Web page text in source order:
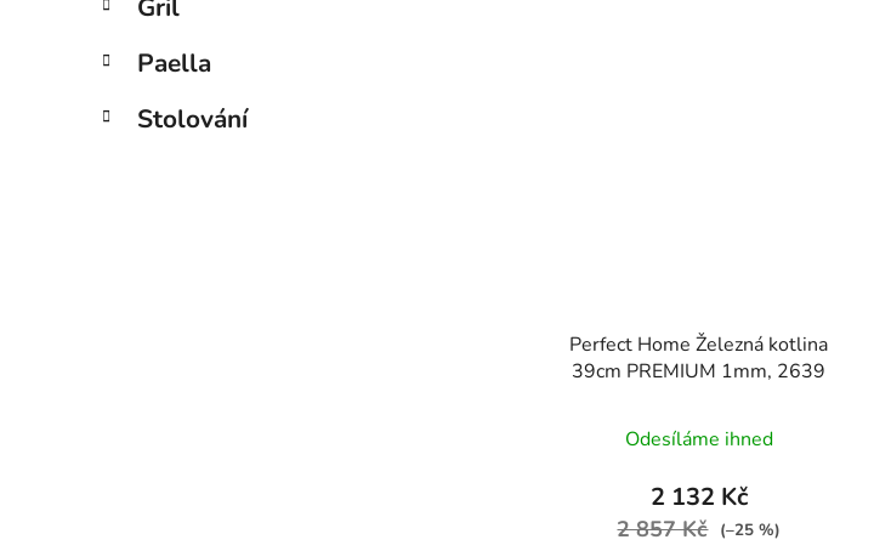
Paella
Stolování
Perfect Home Železná kotlina
39cm PREMIUM 1mm, 2639
Odesíláme ihned
2 132 Kč
2 857 Kč (–25 %)